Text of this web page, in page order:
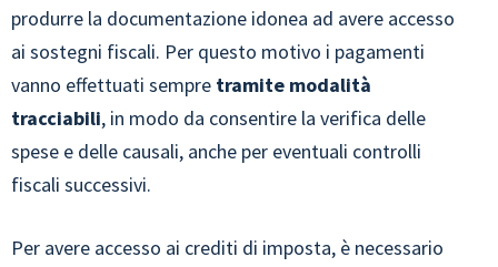
produrre la documentazione idonea ad avere accesso
ai sostegni fiscali. Per questo motivo i pagamenti
vanno effettuati sempre tramite modalità
tracciabili, in modo da consentire la verifica delle
spese e delle causali, anche per eventuali controlli
fiscali successivi.
Per avere accesso ai crediti di imposta, è necessario